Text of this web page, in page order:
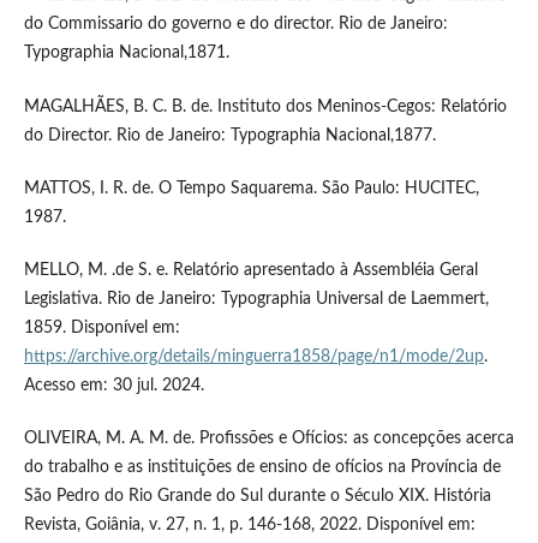
do Commissario do governo e do director. Rio de Janeiro:
Typographia Nacional,1871.
MAGALHÃES, B. C. B. de. Instituto dos Meninos-Cegos: Relatório
do Director. Rio de Janeiro: Typographia Nacional,1877.
MATTOS, I. R. de. O Tempo Saquarema. São Paulo: HUCITEC,
1987.
MELLO, M. .de S. e. Relatório apresentado à Assembléia Geral
Legislativa. Rio de Janeiro: Typographia Universal de Laemmert,
1859. Disponível em:
https://archive.org/details/minguerra1858/page/n1/mode/2up.
Acesso em: 30 jul. 2024.
OLIVEIRA, M. A. M. de. Profissões e Ofícios: as concepções acerca
do trabalho e as instituições de ensino de ofícios na Província de
São Pedro do Rio Grande do Sul durante o Século XIX. História
Revista, Goiânia, v. 27, n. 1, p. 146-168, 2022. Disponível em: